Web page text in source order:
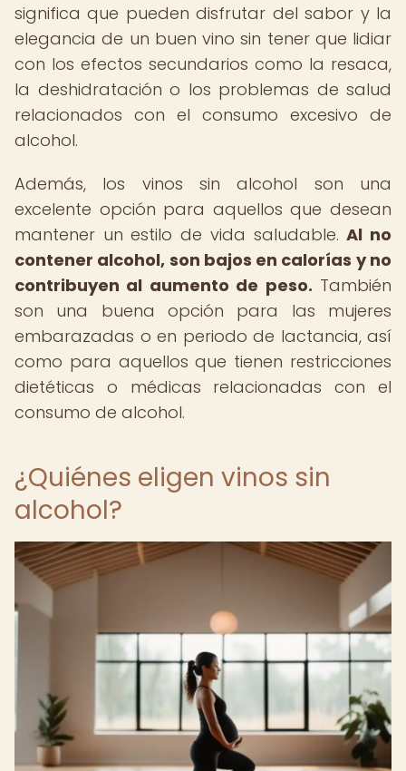
significa que pueden disfrutar del sabor y la
elegancia de un buen vino sin tener que lidiar
con los efectos secundarios como la resaca,
la deshidratación o los problemas de salud
relacionados con el consumo excesivo de
alcohol.
Además, los vinos sin alcohol son una
excelente opción para aquellos que desean
mantener un estilo de vida saludable.Al no
contener alcohol, son bajos en calorías y no
contribuyen al aumento de peso. También
son una buena opción para las mujeres
embarazadas o en periodo de lactancia, así
como para aquellos que tienen restricciones
dietéticas o médicas relacionadas con el
consumo de alcohol.
¿Quiénes eligen vinos sin
alcohol?